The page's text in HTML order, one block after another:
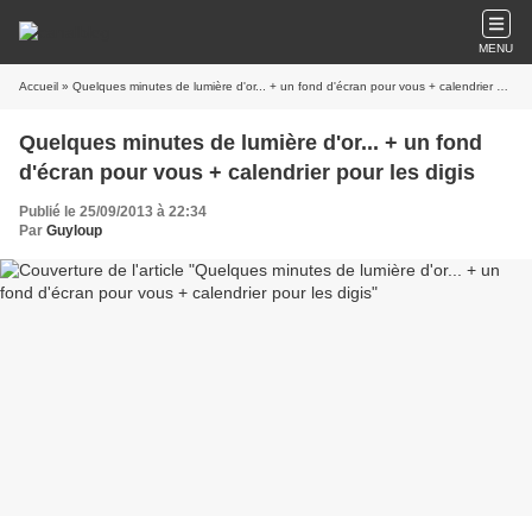
MENU
Accueil » Quelques minutes de lumière d'or... + un fond d'écran pour vous + calendrier pour les digis
Quelques minutes de lumière d'or... + un fond
d'écran pour vous + calendrier pour les digis
Publié le 25/09/2013 à 22:34
Par Guyloup